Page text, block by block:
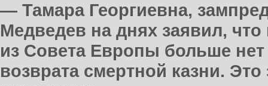
— Тамара Георгиевна,
Медведев на днях заявил,
из Совета Европы больше
возврата смертной казни.